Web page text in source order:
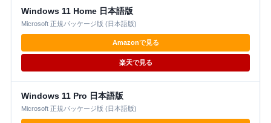
Windows 11 Home 日本語版
Microsoft 正規パッケージ版 (日本語版)
Amazonで見る
楽天で見る
Windows 11 Pro 日本語版
Microsoft 正規パッケージ版 (日本語版)